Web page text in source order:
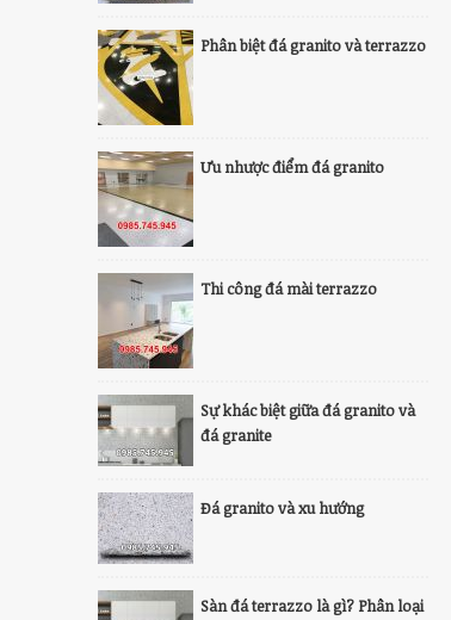
Phân biệt đá granito và terrazzo
Ưu nhược điểm đá granito
Thi công đá mài terrazzo
Sự khác biệt giữa đá granito và
đá granite
Đá granito và xu hướng
Sàn đá terrazzo là gì? Phân loại